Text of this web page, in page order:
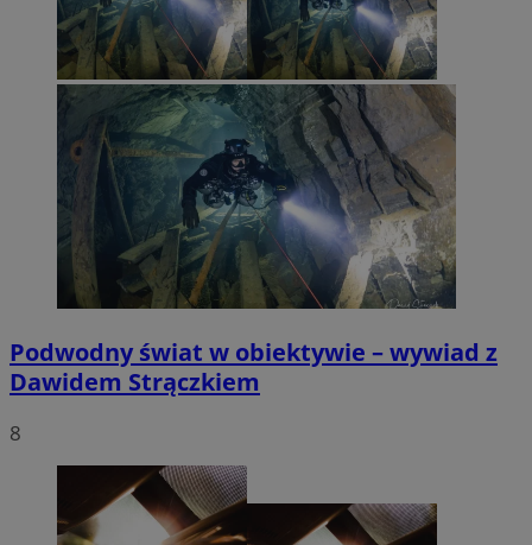
Podwodny świat w obiektywie – wywiad z
Dawidem Strączkiem
8